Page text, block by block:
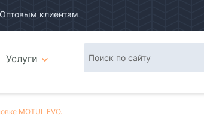
Оптовым клиентам
Услуги
MOTUL EVO.